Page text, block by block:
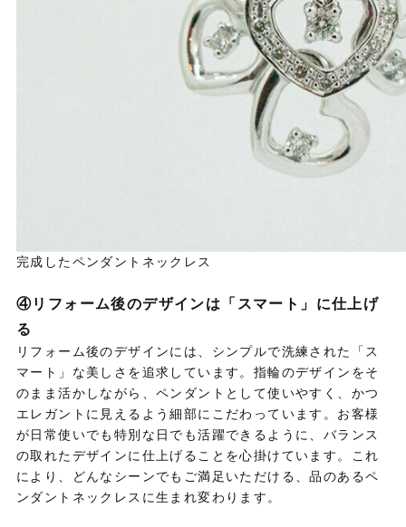
完成したペンダントネックレス
④リフォーム後のデザインは「スマート」に仕上げ
る
リフォーム後のデザインには、シンプルで洗練された「ス
マート」な美しさを追求しています。指輪のデザインをそ
のまま活かしながら、ペンダントとして使いやすく、かつ
エレガントに見えるよう細部にこだわっています。お客様
が日常使いでも特別な日でも活躍できるように、バランス
の取れたデザインに仕上げることを心掛けています。これ
により、どんなシーンでもご満足いただける、品のあるペ
ンダントネックレスに生まれ変わります。